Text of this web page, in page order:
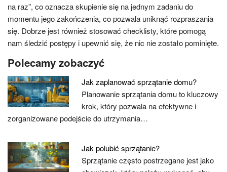
na raz”, co oznacza skupienie się na jednym zadaniu do
momentu jego zakończenia, co pozwala uniknąć rozpraszania
się. Dobrze jest również stosować checklisty, które pomogą
nam śledzić postępy i upewnić się, że nic nie zostało pominięte.
Polecamy zobaczyć
Jak zaplanować sprzątanie domu?
Planowanie sprzątania domu to kluczowy
krok, który pozwala na efektywne i
zorganizowane podejście do utrzymania…
Jak polubić sprzątanie?
Sprzątanie często postrzegane jest jako